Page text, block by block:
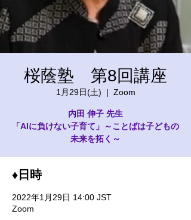
桜蔭塾 第8回講座
1月29日(土)
  |
Zoom
内田 伸子 先生
「AIに負けない子育て」～ことばは子どもの
未来を拓く～
♦日時
2022年1月29日 14:00 JST
Zoom